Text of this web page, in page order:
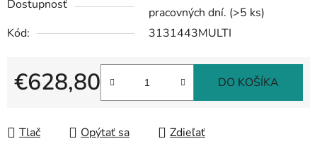
Dostupnosť
pracovných dní. (>5 ks)
Kód:
3131443MULTI
€628,80 DO KOŠÍKA
Tlač Opýtať sa Zdieľať